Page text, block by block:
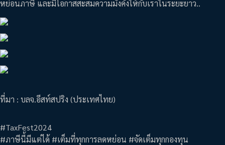
หย่อนภาษี และมีโอกาสสะสมความมั่งคั่งให้กับเราในระยะยาว..
ที่มา : บลจ.อีสท์สปริง (ประเทศไทย)
#TaxFest2024
#ภาษีนี้มีแต่ได้ #เต็มที่ทุกการลดหย่อน #จัดเต็มทุกกองทุน